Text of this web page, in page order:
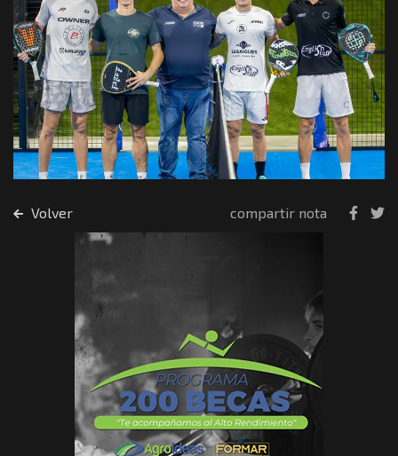
Volver compartir nota